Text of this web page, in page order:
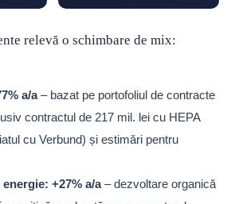
relevă o schimbare de mix:
a/a– bazat pe portofoliul de contracte
contractul de 217 mil. lei cu HEPA
cu Verbund) și estimări pentru
+27% a/a– dezvoltare organică